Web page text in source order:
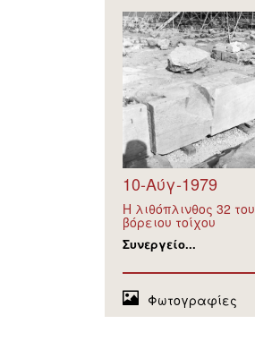
10-Αύγ-1979
Η λιθόπλινθος 32 του
βόρειου τοίχου
Συνεργείο...
Φωτογραφίες